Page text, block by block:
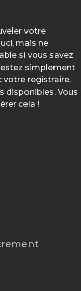
votre
mais ne
si vous savez
simplement
votre registraire,
disponibles. Vous
cela !